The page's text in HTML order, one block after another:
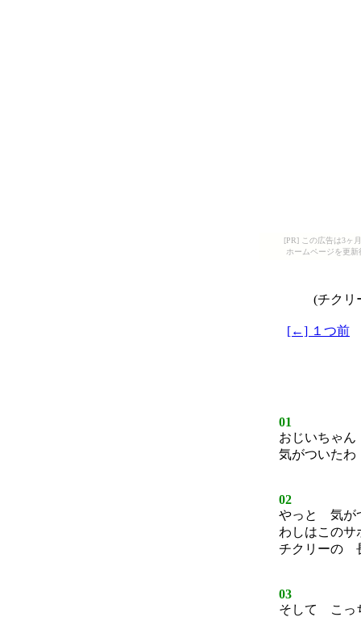
[PR] この広告は3ヶ
ホームページを更
(チクリ
[←] １つ前
01
おじいちゃ
気がついたわ
02
やっと 気が
わしはこのサ
チクリーの
03
そして こっ